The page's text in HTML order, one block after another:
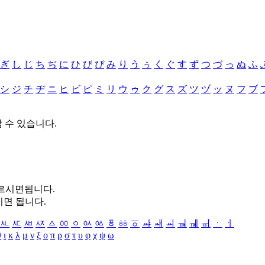
ぎ し じ ち ぢ に ひ び ぴ み り う ぅ く ぐ す ず つ づ っ ぬ ふ
シ ジ チ ヂ ニ ヒ ビ ピ ミ リ ウ ゥ ク グ ス ズ ツ ヅ ッ ヌ フ ブ
수 있습니다.
시면됩니다.
면 됩니다.
ㅻ ㅼ ㅽ ㅾ ㅿ ㆀ ㆁ ㆂ ㆃ ㆄ ㆅ ㆆ ㆇ ㆈ ㆉ ㆊ ㆋ ㆌ ㆍ
ㆎ
ι κ λ μ ν ξ ο π ρ σ τ υ φ χ ψ ω